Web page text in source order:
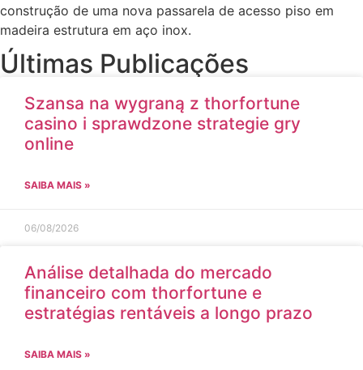
construção de uma nova passarela de acesso piso em
madeira estrutura em aço inox.
Últimas Publicações
Szansa na wygraną z thorfortune
casino i sprawdzone strategie gry
online
SAIBA MAIS »
06/08/2026
Análise detalhada do mercado
financeiro com thorfortune e
estratégias rentáveis a longo prazo
SAIBA MAIS »